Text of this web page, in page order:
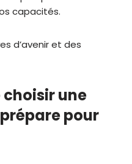
capacités.
d’avenir et des
une
pour